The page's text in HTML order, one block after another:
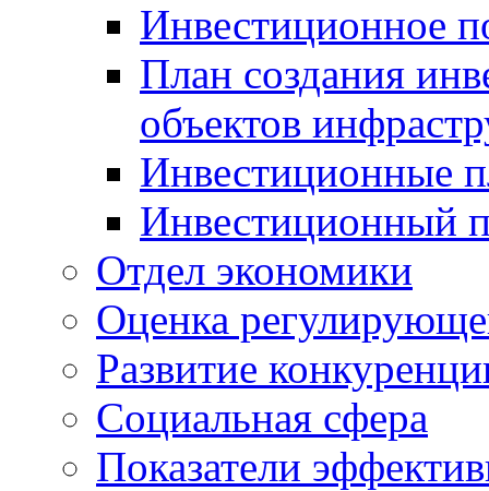
Инвестиционное
План создания
объектов
Инвестиционные
Инвестиционный
Отдел экономики
Оценка
Развитие
Социальная сфера
Показатели